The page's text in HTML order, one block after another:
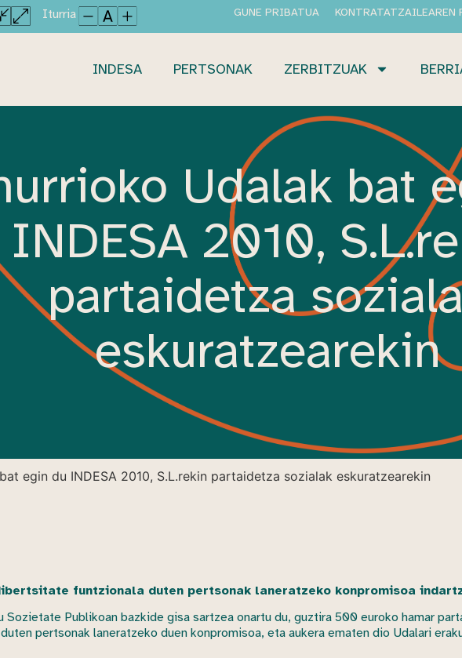
Iturria GUNE PRIBATUA KONTRATATZAILEAREN
INDESA PERTSONAK ZERBITZUAK
Udalak bat
INDESA 2010,
partaidetza
eskuratzearekin
egin du INDESA 2010, S.L.rekin partaidetza sozialak eskuratzearekin
funtzionala duten pertsonak laneratzeko konpromisoa
Sozietate Publikoan bazkide gisa sartzea onartu du, guztira 500 euroko hamar
pertsonak laneratzeko duen konpromisoa, eta aukera ematen dio Udalari